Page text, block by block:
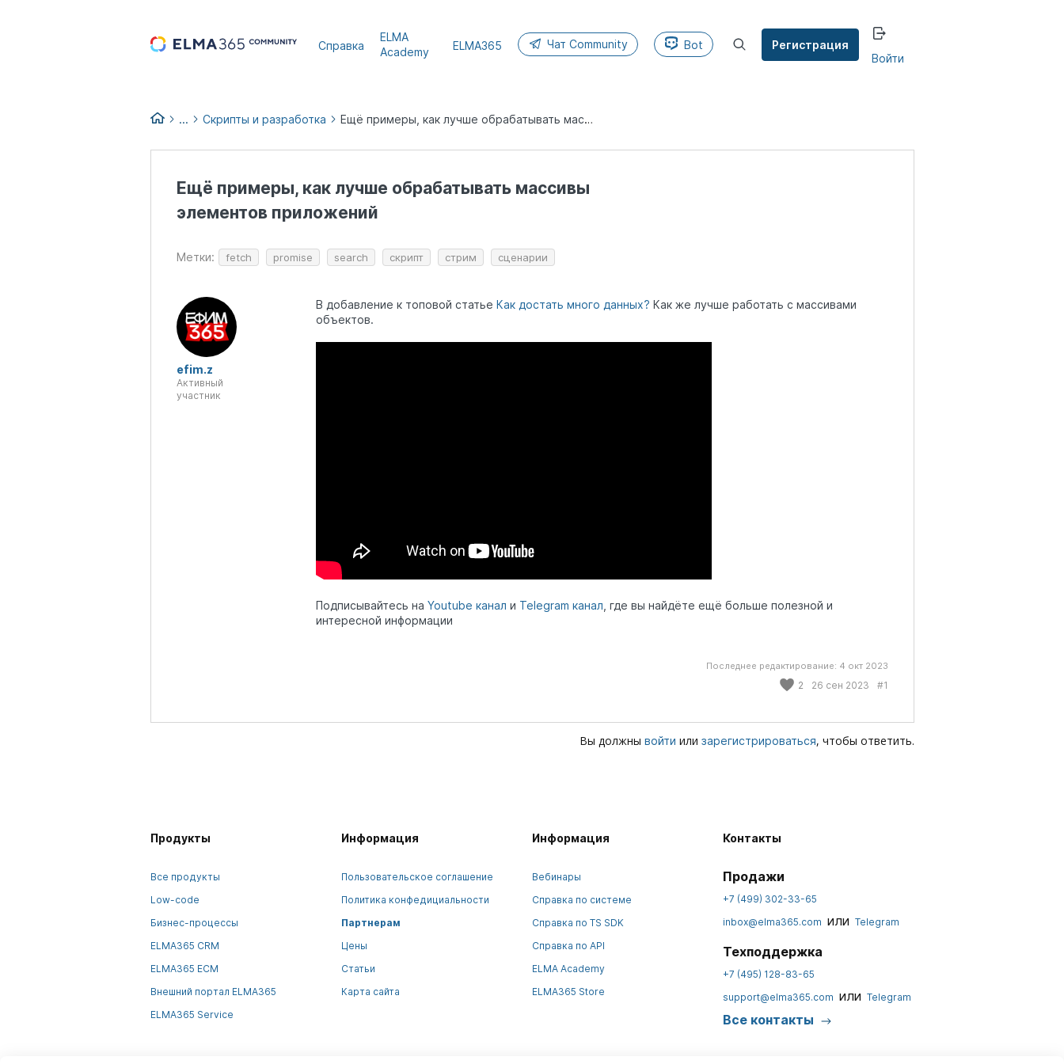
Справка
ELMA
Academy
ELMA365 Чат Community Bot
Регистрация
Войти
...
База знаний по продуктам
Скрипты и разработка Ещё примеры, как лучше обрабатывать массивы элементов приложений
Ещё примеры, как лучше обрабатывать массивы
элементов приложений
Метки: fetch promise search скрипт стрим сценарии
efim.z
Активный
участник
В добавление к топовой статье Как достать много данных? Как же лучше работать с массивами
объектов.
Подписывайтесь на Youtube канал и Telegram канал , где вы найдёте ещё больше полезной и
интересной информации
Последнее редактирование: 4 окт 2023
2 26 сен 2023 #1
Вы должны войти или зарегистрироваться, чтобы ответить.
Продукты
Все продукты
Low-code
Бизнес-процессы
ELMA365 CRM
ELMA365 ECM
Внешний портал ELMA365
ELMA365 Service
Информация
Пользовательское соглашение
Политика конфедициальности
Партнерам
Цены
Статьи
Карта сайта
Информация
Вебинары
Справка по системе
Справка по TS SDK
Справка по API
ELMA Academy
ELMA365 Store
Контакты
Продажи
+7 (499) 302-33-65
inbox@elma365.com или Telegram
Техподдержка
+7 (495) 128-83-65
support@elma365.com или Telegram
Все контакты